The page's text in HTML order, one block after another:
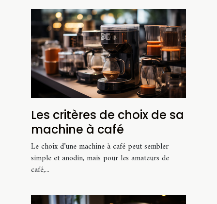
Les critères de choix de sa
machine à café
Le choix d’une machine à café peut sembler
simple et anodin, mais pour les amateurs de
café,...